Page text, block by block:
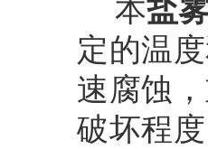
本盐
定的温
速腐蚀
破坏程